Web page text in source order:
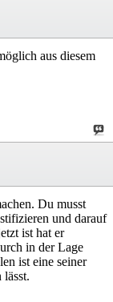
aus diesem
Du musst
und darauf
ist hat er
in der Lage
ist eine seiner